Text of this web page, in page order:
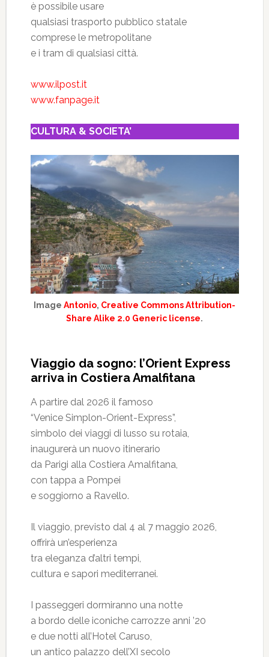
è possibile usare
qualsiasi trasporto pubblico statale
comprese le metropolitane
e i tram di qualsiasi città.
www.ilpost.it
www.fanpage.it
CULTURA & SOCIETA’
ImageAntonio, Creative Commons Attribution-
Share Alike 2.0 Generic license.
Viaggio da sogno: l’Orient Express
arriva in Costiera Amalfitana
A partire dal 2026 il famoso
“Venice Simplon-Orient-Express”,
simbolo dei viaggi di lusso su rotaia,
inaugurerà un nuovo itinerario
da Parigi alla Costiera Amalfitana,
con tappa a Pompei
e soggiorno a Ravello.
Il viaggio, previsto dal 4 al 7 maggio 2026,
offrirà un’esperienza
tra eleganza d’altri tempi,
cultura e sapori mediterranei.
I passeggeri dormiranno una notte
a bordo delle iconiche carrozze anni ’20
e due notti all’Hotel Caruso,
un antico palazzo dell’XI secolo